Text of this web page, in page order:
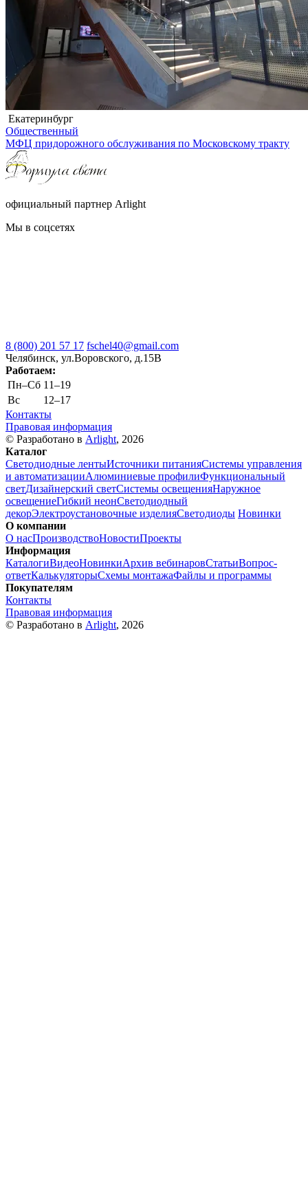
Екатеринбург
Общественный
МФЦ придорожного обслуживания по Московскому тракту
официальный партнер Arlight
Мы в соцсетях
8 (800) 201 57 17 fschel40@gmail.com
Челябинск, ул.Воровского, д.15В
Работаем:
Пн–Cб 11–19
Вс
12–17
Контакты
Правовая информация
© Разработано в Arlight, 2026
Каталог
Светодиодные лентыИсточники питанияСистемы управления
и автоматизацииАлюминиевые профилиФункциональный
светДизайнерский светСистемы освещенияНаружное
освещениеГибкий неонСветодиодный
декорЭлектроустановочные изделияСветодиоды Новинки
О компании
О насПроизводствоНовостиПроекты
Информация
КаталогиВидеоНовинкиАрхив вебинаровСтатьиВопрос-
ответКалькуляторыСхемы монтажаФайлы и программы
Покупателям
Контакты
Правовая информация
© Разработано в Arlight, 2026